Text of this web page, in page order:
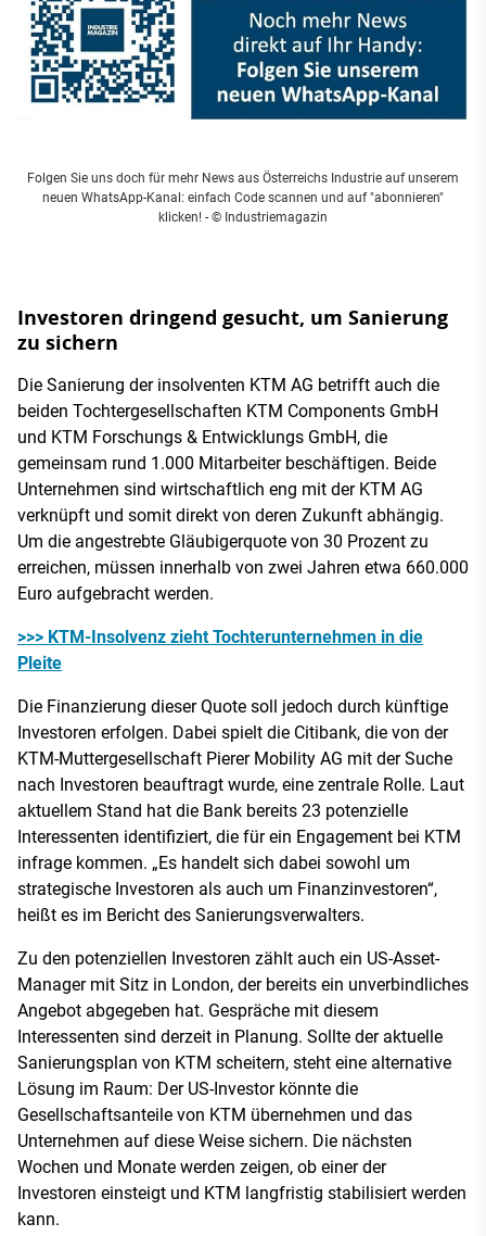
Folgen Sie uns doch für mehr News aus Österreichs Industrie auf unserem
neuen WhatsApp-Kanal: einfach Code scannen und auf "abonnieren"
klicken! - © Industriemagazin
Investoren dringend gesucht, um Sanierung
zu sichern
Die Sanierung der insolventen KTM AG betrifft auch die
beiden Tochtergesellschaften KTM Components GmbH
und KTM Forschungs & Entwicklungs GmbH, die
gemeinsam rund 1.000 Mitarbeiter beschäftigen. Beide
Unternehmen sind wirtschaftlich eng mit der KTM AG
verknüpft und somit direkt von deren Zukunft abhängig.
Um die angestrebte Gläubigerquote von 30 Prozent zu
erreichen, müssen innerhalb von zwei Jahren etwa 660.000
Euro aufgebracht werden.
>>> KTM-Insolvenz zieht Tochterunternehmen in die
Pleite
Die Finanzierung dieser Quote soll jedoch durch künftige
Investoren erfolgen. Dabei spielt die Citibank, die von der
KTM-Muttergesellschaft Pierer Mobility AG mit der Suche
nach Investoren beauftragt wurde, eine zentrale Rolle. Laut
aktuellem Stand hat die Bank bereits 23 potenzielle
Interessenten identifiziert, die für ein Engagement bei KTM
infrage kommen. „Es handelt sich dabei sowohl um
strategische Investoren als auch um Finanzinvestoren“,
heißt es im Bericht des Sanierungsverwalters.
Zu den potenziellen Investoren zählt auch ein US-Asset-
Manager mit Sitz in London, der bereits ein unverbindliches
Angebot abgegeben hat. Gespräche mit diesem
Interessenten sind derzeit in Planung. Sollte der aktuelle
Sanierungsplan von KTM scheitern, steht eine alternative
Lösung im Raum: Der US-Investor könnte die
Gesellschaftsanteile von KTM übernehmen und das
Unternehmen auf diese Weise sichern. Die nächsten
Wochen und Monate werden zeigen, ob einer der
Investoren einsteigt und KTM langfristig stabilisiert werden
kann.